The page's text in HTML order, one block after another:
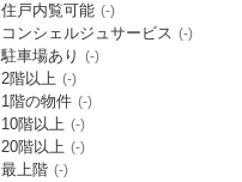
住戸内覧可能 (-)
コンシェルジュサービス (-)
駐車場あり (-)
2階以上 (-)
1階の物件 (-)
10階以上 (-)
20階以上 (-)
最上階 (-)